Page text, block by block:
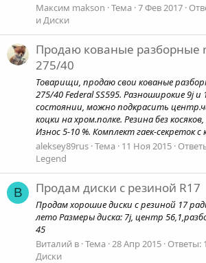
Максим makson Тема 7 Фев 2017
и Диски
Продаю кованые разборные
275/40
Товарищи, продаю свои кованые
275/40 Federal SS595. Разноширокие 9j
состоянии, можно подкрасить
коцки на хром.полке. Резина без
Износ 5-10 %. Комплект гаек-секреток
aleksey89rus Тема 11 Ноя 2015
Legend
В Продам диски с резиной R17
Продам хорошие диски с резиной 17
лето Размеры диска: 7j, центр
45
Виталий в Тема 28 Апр 2015 Ответы:
Диски